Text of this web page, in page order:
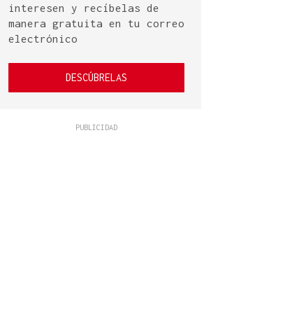
interesen y recíbelas de
manera gratuita en tu correo
electrónico
DESCÚBRELAS